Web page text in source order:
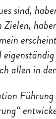
sind,
Zielen,
allen in